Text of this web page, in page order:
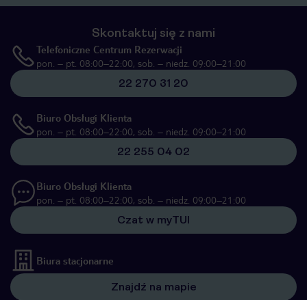
Skontaktuj się z nami
Telefoniczne Centrum Rezerwacji
pon. – pt. 08:00–22:00, sob. – niedz. 09:00–21:00
22 270 31 20
Biuro Obsługi Klienta
pon. – pt. 08:00–22:00, sob. – niedz. 09:00–21:00
22 255 04 02
Biuro Obsługi Klienta
pon. – pt. 08:00–22:00, sob. – niedz. 09:00–21:00
Czat w myTUI
Biura stacjonarne
Znajdź na mapie